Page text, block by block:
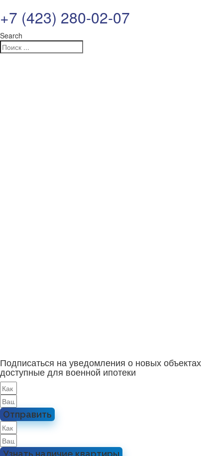
+7 (423) 280-02-07
Search
Подписаться на уведомления о новых объектах
доступные для военной ипотеки
Отправить
Узнать наличие квартиры